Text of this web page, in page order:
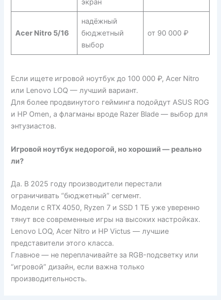
Acer Nitro 5/16
надёжный
бюджетный
выбор
от 90 000 ₽
Если ищете игровой ноутбук до 100 000 ₽, Acer Nitro
или Lenovo LOQ — лучший вариант.
Для более продвинутого гейминга подойдут ASUS ROG
и HP Omen, а флагманы вроде Razer Blade — выбор для
энтузиастов.
Игровой ноутбук недорогой, но хороший — реально
ли?
Да. В 2025 году производители перестали
ограничивать “бюджетный” сегмент.
Модели с RTX 4050, Ryzen 7 и SSD 1 ТБ уже уверенно
тянут все современные игры на высоких настройках.
Lenovo LOQ, Acer Nitro и HP Victus — лучшие
представители этого класса.
Главное — не переплачивайте за RGB-подсветку или
“игровой” дизайн, если важна только
производительность.